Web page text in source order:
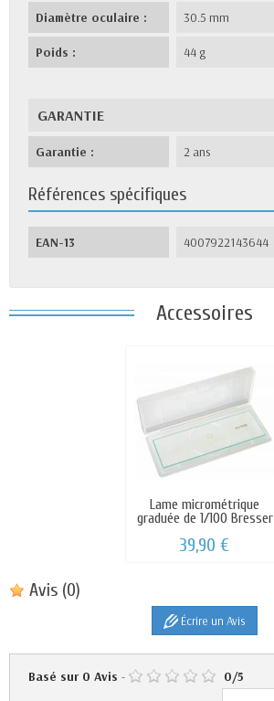
Diamètre oculaire : 30.5 mm
Poids : 44 g
GARANTIE
Garantie : 2 ans
Références spécifiques
EAN-13 4007922143644
Accessoires
Lame micrométrique
graduée de 1/100 Bresser
39,90 €
Avis (0)
Écrire un Avis
Basé sur 0 Avis - 0/5